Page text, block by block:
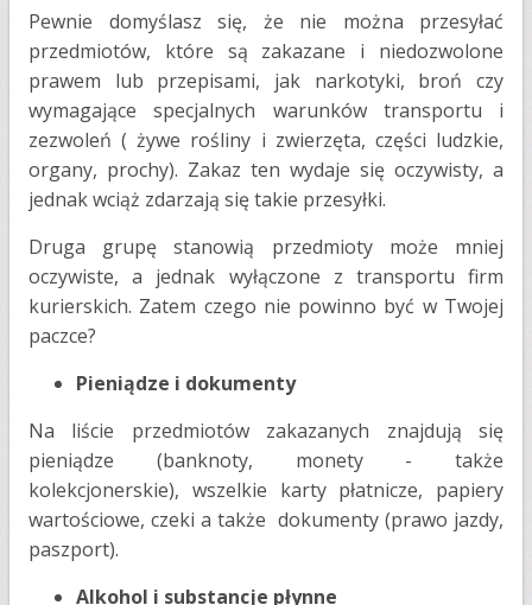
Pewnie domyślasz się, że nie można przesyłać
przedmiotów, które są zakazane i niedozwolone
prawem lub przepisami, jak narkotyki, broń czy
wymagające specjalnych warunków transportu i
zezwoleń ( żywe rośliny i zwierzęta, części ludzkie,
organy, prochy). Zakaz ten wydaje się oczywisty, a
jednak wciąż zdarzają się takie przesyłki.
Druga grupę stanowią przedmioty może mniej
oczywiste, a jednak wyłączone z transportu firm
kurierskich. Zatem czego nie powinno być w Twojej
paczce?
Pieniądze i dokumenty
​Na liście przedmiotów zakazanych znajdują się
pieniądze (banknoty, monety - także
kolekcjonerskie), wszelkie karty płatnicze, papiery
wartościowe, czeki a także dokumenty (prawo jazdy,
paszport).
Alkohol i substancje płynne